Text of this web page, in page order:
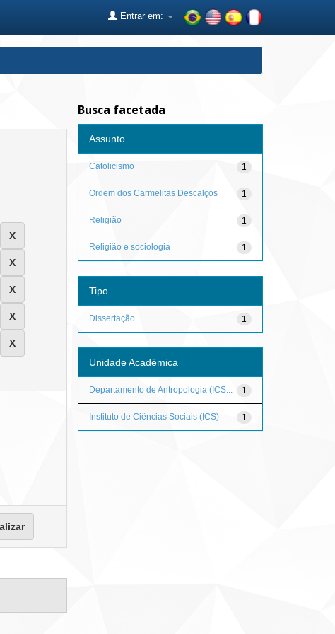
Entrar em:
Busca facetada
Assunto
1
Catolicismo
1
Ordem dos Carmelitas Descalços
1
Religião
1
Religião e sociologia
Tipo
1
Dissertação
Unidade Acadêmica
1
Departamento de Antropologia (ICS...
1
Instituto de Ciências Sociais (ICS)